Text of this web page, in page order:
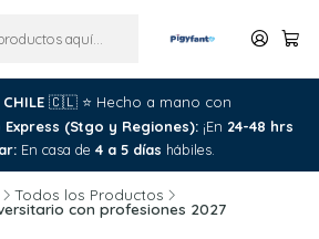
CHILE 🇨🇱 ⭐ Hecho a mano con
Express (Stgo y Regiones): ¡En 24-48 hrs
En casa de 4 a 5 días hábiles.
Todos los Productos
con profesiones 2027